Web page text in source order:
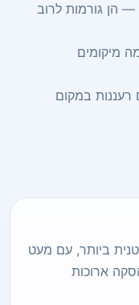
הן גורמות לרוב
מיקומים
רעננות במקום
ביותר, עם מעט
ארוכות